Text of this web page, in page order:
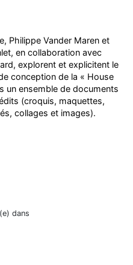
Philippe Vander Maren et
en collaboration avec
explorent et explicitent le
conception de la « House
un ensemble de documents
(croquis, maquettes,
collages et images).
dans